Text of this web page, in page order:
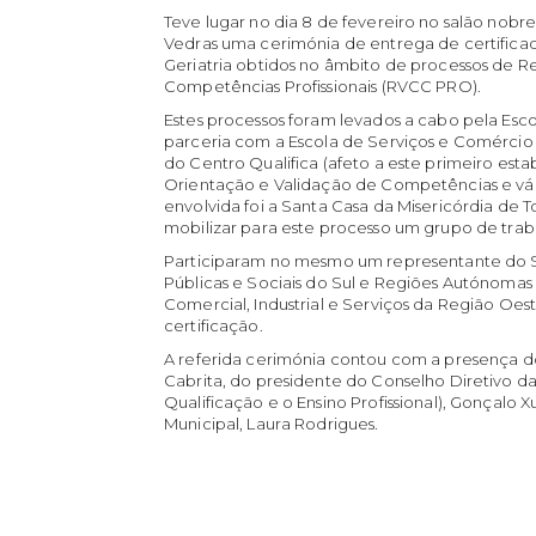
Teve lugar no dia 8 de fevereiro no salão
Vedras uma cerimónia de entrega de
Geriatria obtidos no âmbito de processos de
Competências Profissionais (RVCC PRO).
Estes processos foram levados a cabo pela
parceria com a Escola de Serviços e
do Centro Qualifica (afeto a este primeiro
Orientação e Validação de Competências e
envolvida foi a Santa Casa da Misericórdia de
mobilizar para este processo um grupo de
Participaram no mesmo um representante do
Públicas e Sociais do Sul e Regiões
Comercial, Industrial e Serviços da Região
certificação.
A referida cerimónia contou com a presença
Cabrita, do presidente do Conselho Diretivo
Qualificação e o Ensino Profissional), Gonçalo
Municipal, Laura Rodrigues.